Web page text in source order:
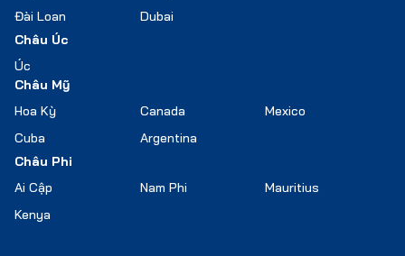
Đài Loan
Dubai
Châu Úc
Úc
Châu Mỹ
Hoa Kỳ
Canada
Mexico
Cuba
Argentina
Châu Phi
Ai Cập
Nam Phi
Mauritius
Kenya